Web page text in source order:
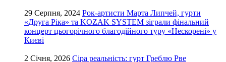
29 Серпня, 2024 Рок-артисти Марта Липчей, гурти
«Друга Ріка» та KOZAK SYSTEM зіграли фінальний
концерт цьогорічного благодійного туру «Нескорені» у
Києві
2 Січня, 2026 Сіра реальність: гурт Греблю Рве